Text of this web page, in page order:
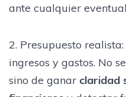
ante cualquier
2. Presupuesto
ingresos y gastos. No
sino de ganar claridad